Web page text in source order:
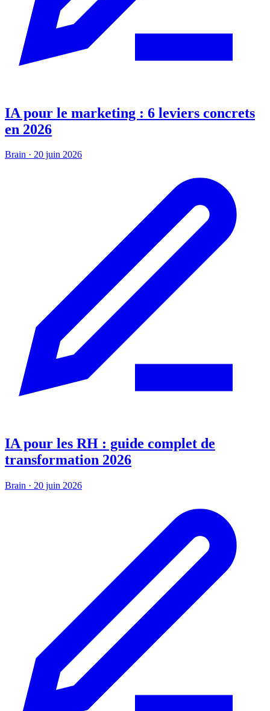
IA pour le marketing : 6 leviers concrets
en 2026
Brain · 20 juin 2026
IA pour les RH : guide complet de
transformation 2026
Brain · 20 juin 2026